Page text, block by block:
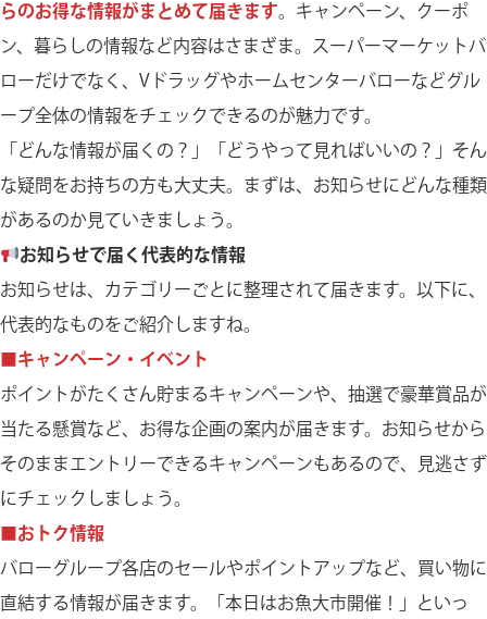
らのお得な情報がまとめて届きます。キャンペーン、クーポ
ン、暮らしの情報など内容はさまざま。スーパーマーケットバ
ローだけでなく、Vドラッグやホームセンターバローなどグル
ープ全体の情報をチェックできるのが魅力です。
「どんな情報が届くの？」「どうやって見ればいいの？」そん
な疑問をお持ちの方も大丈夫。まずは、お知らせにどんな種類
があるのか見ていきましょう。
お知らせで届く代表的な情報
お知らせは、カテゴリーごとに整理されて届きます。以下に、
代表的なものをご紹介しますね。
■キャンペーン・イベント
ポイントがたくさん貯まるキャンペーンや、抽選で豪華賞品が
当たる懸賞など、お得な企画の案内が届きます。お知らせから
そのままエントリーできるキャンペーンもあるので、見逃さず
にチェックしましょう。
■おトク情報
バローグループ各店のセールやポイントアップなど、買い物に
直結する情報が届きます。「本日はお魚大市開催！」といっ